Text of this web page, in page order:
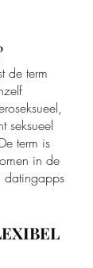
de term
seksueel
term is
in de
datingapps